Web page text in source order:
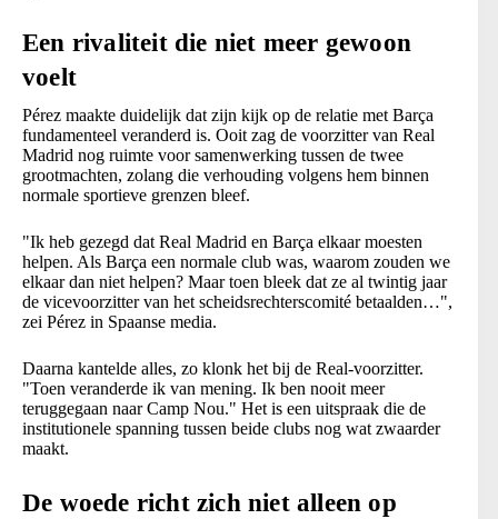
Een rivaliteit die niet meer gewoon
voelt
Pérez maakte duidelijk dat zijn kijk op de relatie met Barça
fundamenteel veranderd is. Ooit zag de voorzitter van Real
Madrid nog ruimte voor samenwerking tussen de twee
grootmachten, zolang die verhouding volgens hem binnen
normale sportieve grenzen bleef.
"Ik heb gezegd dat Real Madrid en Barça elkaar moesten
helpen. Als Barça een normale club was, waarom zouden we
elkaar dan niet helpen? Maar toen bleek dat ze al twintig jaar
de vicevoorzitter van het scheidsrechterscomité betaalden…",
zei Pérez in Spaanse media.
Daarna kantelde alles, zo klonk het bij de Real-voorzitter.
"Toen veranderde ik van mening. Ik ben nooit meer
teruggegaan naar Camp Nou." Het is een uitspraak die de
institutionele spanning tussen beide clubs nog wat zwaarder
maakt.
De woede richt zich niet alleen op